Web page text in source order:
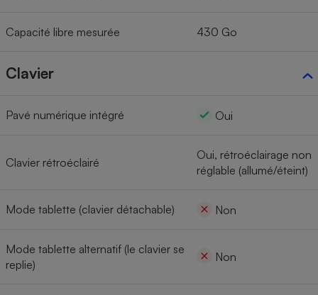
Capacité libre mesurée 430 Go
Clavier
Pavé numérique intégré Oui
Clavier rétroéclairé
Oui, rétroéclairage non
réglable (allumé/éteint)
Mode tablette (clavier détachable) Non
Mode tablette alternatif (le clavier se
replie)
Non